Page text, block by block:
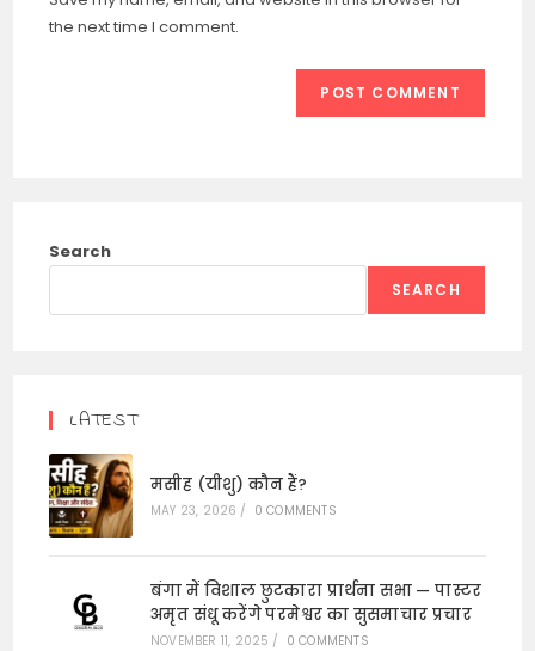
(optional)
the next time I comment.
Search
SEARCH
LATEST
मसीह (यीशु) कौन हैं?
MAY 23, 2026 / 0 COMMENTS
बंगा में विशाल छुटकारा प्रार्थना सभा — पास्टर
अमृत संधू करेंगे परमेश्वर का सुसमाचार प्रचार
NOVEMBER 11, 2025 / 0 COMMENTS